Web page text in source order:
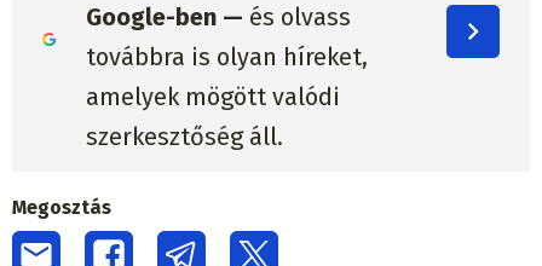
Google-ben — és olvass
továbbra is olyan híreket,
amelyek mögött valódi
szerkesztőség áll.
Megosztás